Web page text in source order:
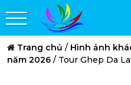
Trang chủ / Hình ảnh
năm 2026 / Tour Ghep Da